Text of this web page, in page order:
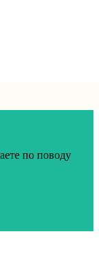
по поводу